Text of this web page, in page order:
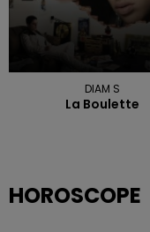
DIAM S
La Boulette
HOROSCOPE